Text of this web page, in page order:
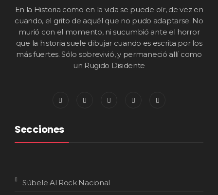
En la Historia como en la vida se puede oír, de vez en
cuando, el grito de aquél que no pudo adaptarse. No
murió con el momento, ni sucumbió ante el horror
que la historia suele dibujar cuando es escrita por los
más fuertes. Sólo sobrevivió, y permaneció allí como
un Rugido Disidente
Secciones
Súbele Al Rock Nacional